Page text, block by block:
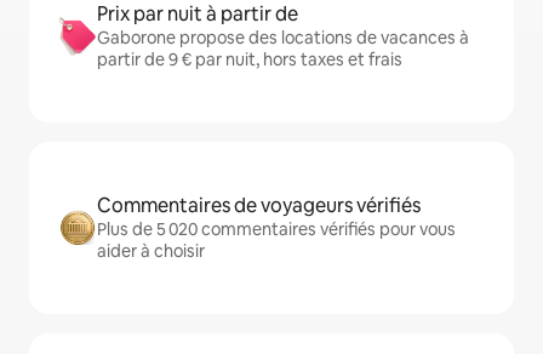
Prix par nuit à partir de
Gaborone propose des locations de vacances à
partir de 9 € par nuit, hors taxes et frais
Commentaires de voyageurs vérifiés
Plus de 5 020 commentaires vérifiés pour vous
aider à choisir